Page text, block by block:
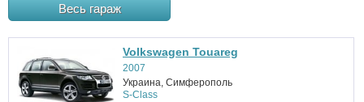
Весь гараж
Volkswagen Touareg
2007
Украина, Симферополь
S-Class